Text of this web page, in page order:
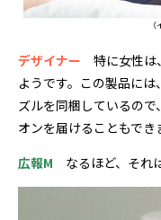
デザイナー 特に女性は
ようです。この製品に
ズルを同梱しているの
オンを届けることもでき
広報M なるほど、それ